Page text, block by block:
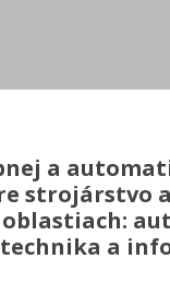
a
strojárstvo
a